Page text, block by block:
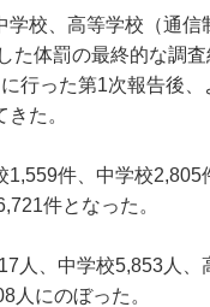
校、高等学校（通信
た体罰の最終的な調
行った第1次報告後
た。
件、中学校2,805
件となった。
人、中学校5,853人、
人にのぼった。